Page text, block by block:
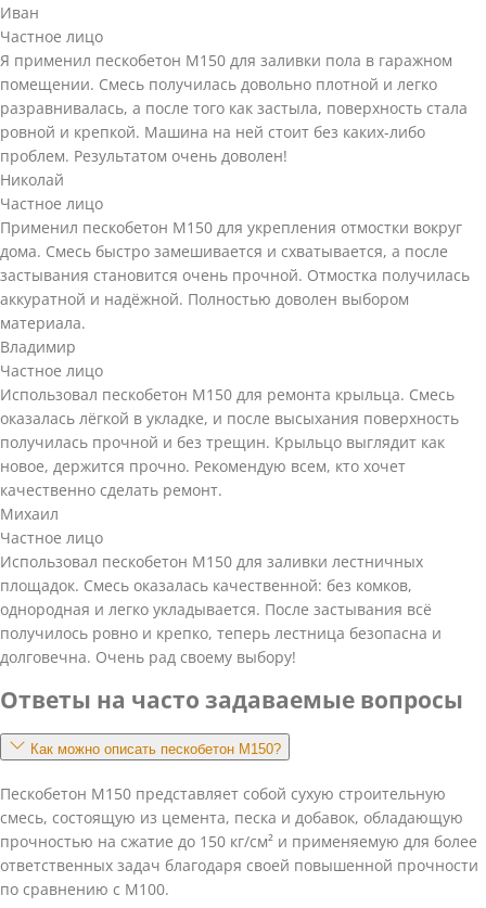
Иван
Частное лицо
Я применил пескобетон М150 для заливки пола в гаражном
помещении. Смесь получилась довольно плотной и легко
разравнивалась, а после того как застыла, поверхность стала
ровной и крепкой. Машина на ней стоит без каких-либо
проблем. Результатом очень доволен!
Николай
Частное лицо
Применил пескобетон М150 для укрепления отмостки вокруг
дома. Смесь быстро замешивается и схватывается, а после
застывания становится очень прочной. Отмостка получилась
аккуратной и надёжной. Полностью доволен выбором
материала.
Владимир
Частное лицо
Использовал пескобетон М150 для ремонта крыльца. Смесь
оказалась лёгкой в укладке, и после высыхания поверхность
получилась прочной и без трещин. Крыльцо выглядит как
новое, держится прочно. Рекомендую всем, кто хочет
качественно сделать ремонт.
Михаил
Частное лицо
Использовал пескобетон М150 для заливки лестничных
площадок. Смесь оказалась качественной: без комков,
однородная и легко укладывается. После застывания всё
получилось ровно и крепко, теперь лестница безопасна и
долговечна. Очень рад своему выбору!
Ответы на часто задаваемые вопросы
Как можно описать пескобетон М150?
Пескобетон М150 представляет собой сухую строительную
смесь, состоящую из цемента, песка и добавок, обладающую
прочностью на сжатие до 150 кг/см² и применяемую для более
ответственных задач благодаря своей повышенной прочности
по сравнению с М100.